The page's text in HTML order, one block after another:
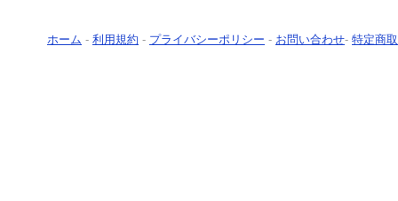
ホーム - 利用規約 - プライバシーポリシー - お問い合わせ- 特定商